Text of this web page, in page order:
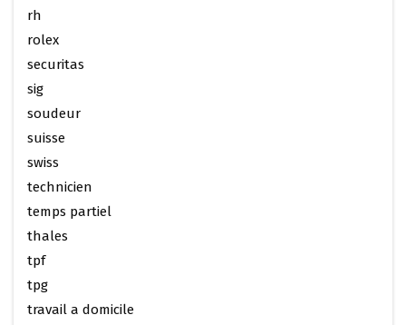
rh
rolex
securitas
sig
soudeur
suisse
swiss
technicien
temps partiel
thales
tpf
tpg
travail a domicile